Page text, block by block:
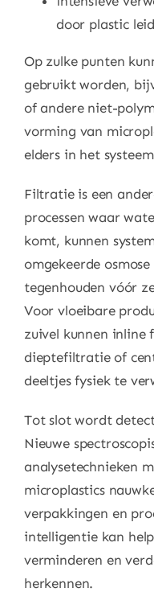
door plastic
Op zulke punten
gebruikt worden,
of andere niet-
vorming van
elders in het
Filtratie is een
processen waar
komt, kunnen
omgekeerde
tegenhouden vóór
Voor vloeibare
zuivel kunnen
dieptefiltratie of
deeltjes fysiek te
Tot slot wordt
Nieuwe
analysetechnieken
microplastics
verpakkingen en
intelligentie kan
verminderen en
herkennen.